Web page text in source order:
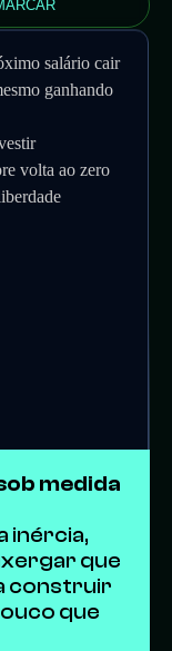
salário cair
ganhando
volta ao zero
medida
inércia,
que
construir
que